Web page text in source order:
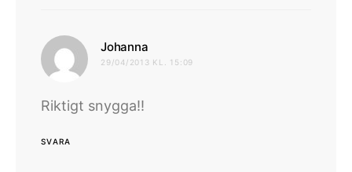
Johanna
29/04/2013 KL. 15:09
Riktigt snygga!!
SVARA